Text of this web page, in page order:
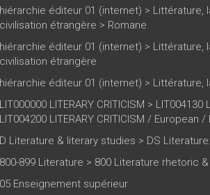
hiérarchie éditeur 01 (internet) > Littérature,
civilisation étrangère > Romane
hiérarchie éditeur 01 (internet) > Littérature,
civilisation étrangère
hiérarchie éditeur 01 (internet) > Littérature,
LIT000000 LITERARY CRITICISM > LIT004130
LIT004200 LITERARY CRITICISM / European /
D Literature & literary studies > DS
800-899 Literature > 800 Literature rhetoric
05 Enseignement supérieur